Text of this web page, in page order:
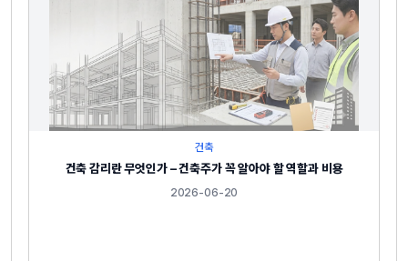
건축
건축 감리란 무엇인가 – 건축주가 꼭 알아야 할 역할과 비용
2026-06-20